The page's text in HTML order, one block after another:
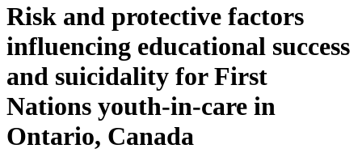
votre
thèse
Comment
déposer
recherche
Politiques
et
directrices
Risk and protective factors
influencing educational success
and suicidality for First
Nations youth-in-care in
Ontario, Canada